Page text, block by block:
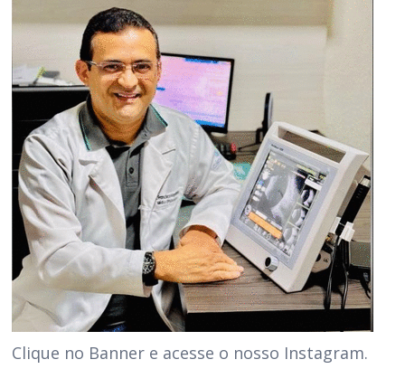
Clique no Banner e acesse o nosso Instagram.